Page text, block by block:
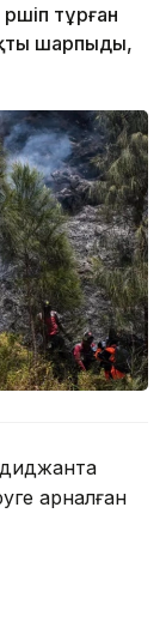
тұрған
шарпыды,
арналған